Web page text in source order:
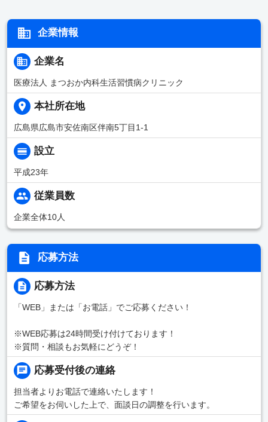
企業情報
企業名
医療法人 まつおか内科生活習慣病クリニック
本社所在地
広島県広島市安佐南区伴南5丁目1-1
設立
平成23年
従業員数
企業全体10人
応募方法
応募方法
「WEB」または「お電話」でご応募ください！
※WEB応募は24時間受け付けております！
※質問・相談もお気軽にどうぞ！
応募受付後の連絡
担当者よりお電話で連絡いたします！
ご希望をお伺いした上で、面談日の調整を行います。